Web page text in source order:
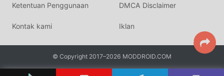
Ketentuan Penggunaan DMCA Disclaimer
Kontak kami Iklan
© Copyright 2017–2026 MODDROID.COM